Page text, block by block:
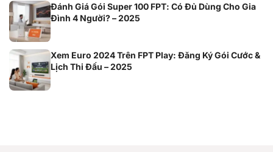
Đánh Giá Gói Super 100 FPT: Có Đủ Dùng Cho Gia
Đình 4 Người? – 2025
Xem Euro 2024 Trên FPT Play: Đăng Ký Gói Cước &
Lịch Thi Đấu – 2025